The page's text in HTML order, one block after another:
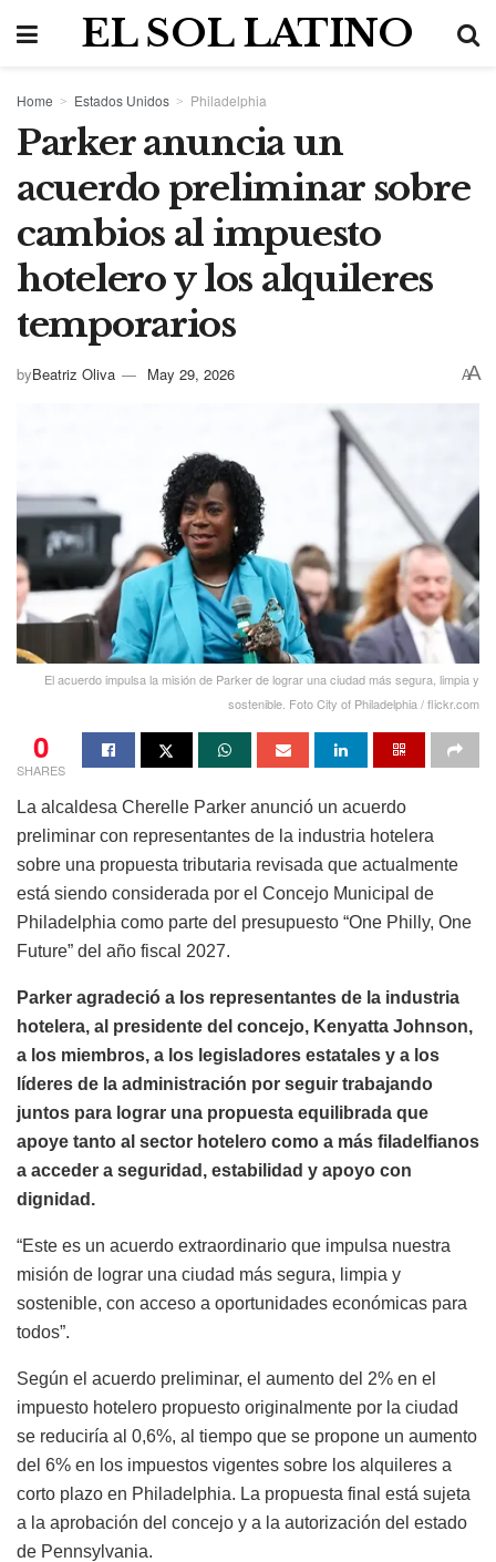
EL SOL LATINO
Home Estados Unidos Philadelphia
Parker anuncia un
acuerdo preliminar sobre
cambios al impuesto
hotelero y los alquileres
temporarios
byBeatriz Oliva May 29, 2026 AA
El acuerdo impulsa la misión de Parker de lograr una ciudad más segura, limpia y
sostenible. Foto City of Philadelphia / flickr.com
0
SHARES
La alcaldesa Cherelle Parker anunció un acuerdo
preliminar con representantes de la industria hotelera
sobre una propuesta tributaria revisada que actualmente
está siendo considerada por el Concejo Municipal de
Philadelphia como parte del presupuesto “One Philly, One
Future” del año fiscal 2027.
Parker agradeció a los representantes de la industria
hotelera, al presidente del concejo, Kenyatta Johnson,
a los miembros, a los legisladores estatales y a los
líderes de la administración por seguir trabajando
juntos para lograr una propuesta equilibrada que
apoye tanto al sector hotelero como a más filadelfianos
a acceder a seguridad, estabilidad y apoyo con
dignidad.
“Este es un acuerdo extraordinario que impulsa nuestra
misión de lograr una ciudad más segura, limpia y
sostenible, con acceso a oportunidades económicas para
todos”.
Según el acuerdo preliminar, el aumento del 2% en el
impuesto hotelero propuesto originalmente por la ciudad
se reduciría al 0,6%, al tiempo que se propone un aumento
del 6% en los impuestos vigentes sobre los alquileres a
corto plazo en Philadelphia. La propuesta final está sujeta
a la aprobación del concejo y a la autorización del estado
de Pennsylvania.